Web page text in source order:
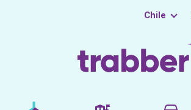
Chile